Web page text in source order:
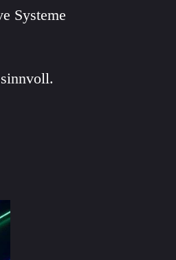
Systeme